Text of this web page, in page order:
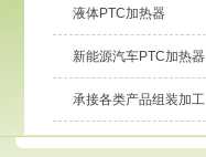
液体PTC加热器
新能源汽车PTC加热器
承接各类产品组装加工